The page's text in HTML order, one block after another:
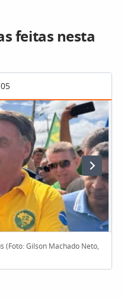
feitas nesta
(Foto: Gilson Machado Neto,